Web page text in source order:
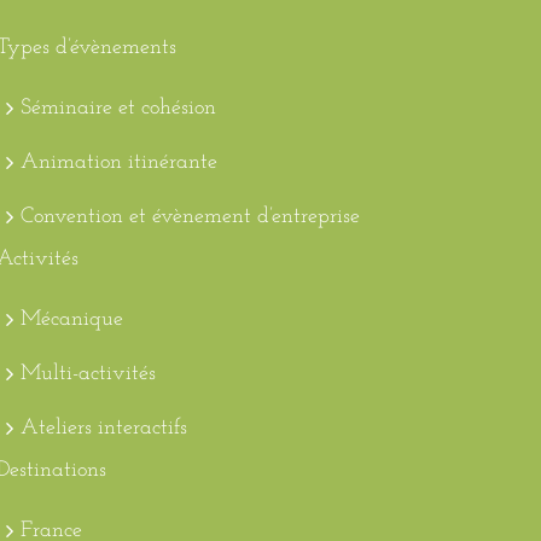
d’évènements
Séminaire et cohésion
Animation itinérante
Convention et évènement d’entreprise
Mécanique
Multi-activités
Ateliers interactifs
France